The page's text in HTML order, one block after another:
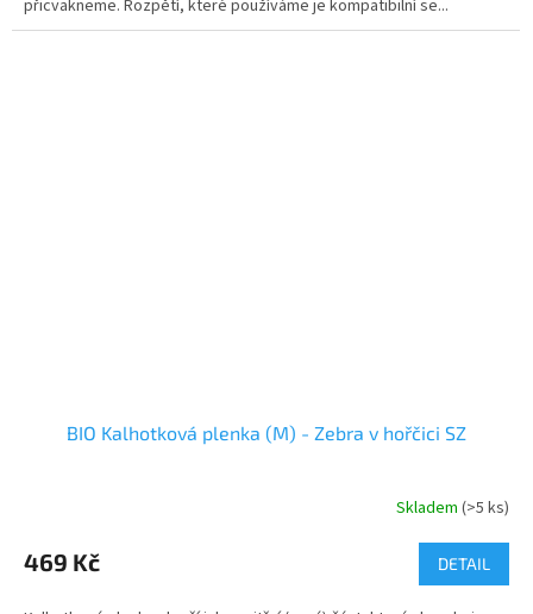
přicvakneme. Rozpětí, které používáme je kompatibilní se...
BIO Kalhotková plenka (M) - Zebra v hořčici SZ
Skladem (>5 ks)
469 Kč DETAIL